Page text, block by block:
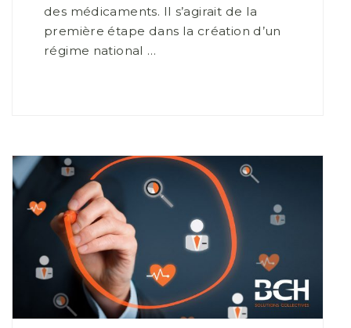
des médicaments. Il s’agirait de la
première étape dans la création d’un
régime national …